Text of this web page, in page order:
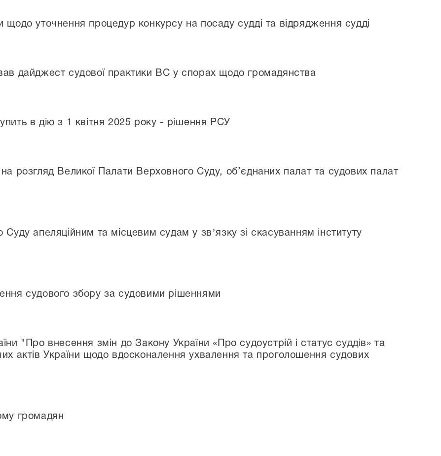
щодо уточнення процедур конкурсу на посаду судді та відрядження судді
дайджест судової практики ВС у спорах щодо громадянства
в дію з 1 квітня 2025 року - рішення РСУ
розгляд Великої Палати Верховного Суду, об’єднаних палат та судових палат
Суду апеляційним та місцевим судам у звʼязку зі скасуванням інституту
судового збору за судовими рішеннями
"Про внесення змін до Закону України «Про судоустрій і статус суддів» та
актів України щодо вдосконалення ухвалення та проголошення судових
громадян